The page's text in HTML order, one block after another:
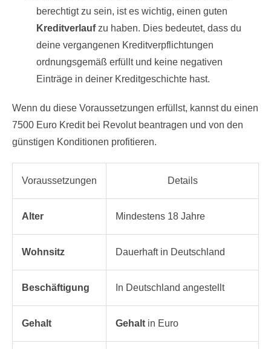
berechtigt zu sein, ist es wichtig, einen guten
Kreditverlaufzu haben. Dies bedeutet, dass du
deine vergangenen Kreditverpflichtungen
ordnungsgemäß erfüllt und keine negativen
Einträge in deiner Kreditgeschichte hast.
Wenn du diese Voraussetzungen erfüllst, kannst du einen
7500 Euro Kredit bei Revolut beantragen und von den
günstigen Konditionen profitieren.
Voraussetzungen Details
Alter Mindestens 18 Jahre
Wohnsitz Dauerhaft in Deutschland
Beschäftigung In Deutschland angestellt
Gehalt Gehalt in Euro